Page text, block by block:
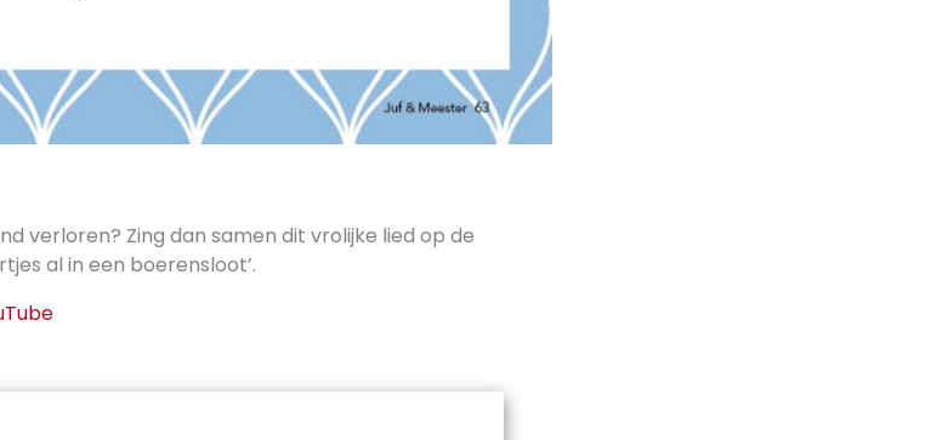
verloren? Zing dan samen dit vrolijke lied op de
al in een boerensloot’.